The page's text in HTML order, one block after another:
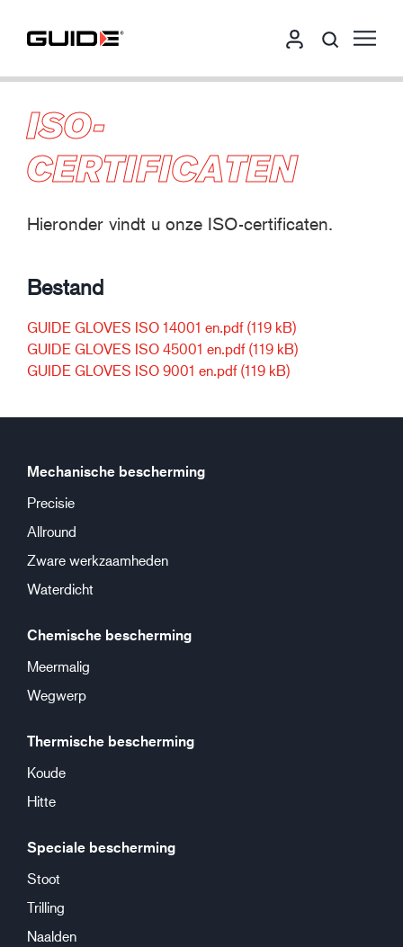
ISO-
CERTIFICATEN
Hieronder vindt u onze ISO-certificaten.
Bestand
GUIDE GLOVES ISO 14001 en.pdf (119 kB)
GUIDE GLOVES ISO 45001 en.pdf (119 kB)
GUIDE GLOVES ISO 9001 en.pdf (119 kB)
Mechanische bescherming
Precisie
Allround
Zware werkzaamheden
Waterdicht
Chemische bescherming
Meermalig
Wegwerp
Thermische bescherming
Koude
Hitte
Speciale bescherming
Stoot
Trilling
Naalden